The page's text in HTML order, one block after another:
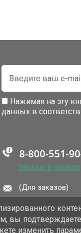
Нажимая на эту
данных в
Заказать звонок
(Для заказов)
вы
изменить